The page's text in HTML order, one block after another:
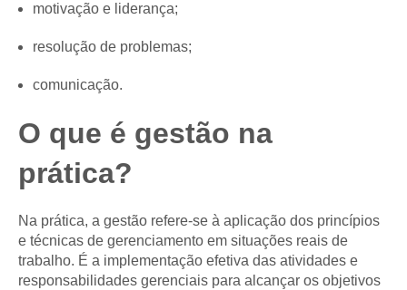
motivação e liderança;
resolução de problemas;
comunicação.
O que é gestão na
prática?
Na prática, a gestão refere-se à aplicação dos princípios
e técnicas de gerenciamento em situações reais de
trabalho. É a implementação efetiva das atividades e
responsabilidades gerenciais para alcançar os objetivos